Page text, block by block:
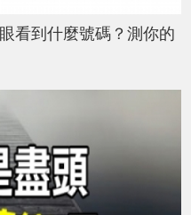
看到什麼號碼？測你的